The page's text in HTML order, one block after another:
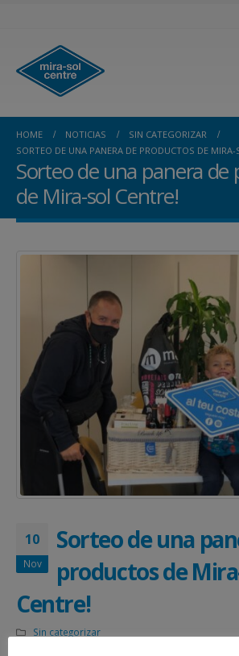
HOME NOTICIAS
SIN CATEGORIZAR
SORTEO DE UNA PANERA DE PRODUCTOS DE MIRA-
Sorteo de una panera de
de Mira-sol Centre!
10
Nov
Sorteo de una
productos de
Centre!
Sin categorizar